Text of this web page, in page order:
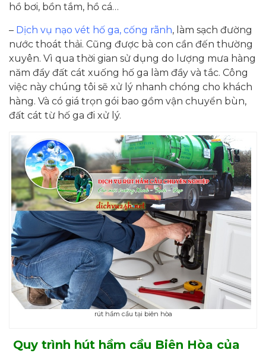
hồ bơi, bồn tắm, hồ cá…
– Dịch vụ nạo vét hố ga, cống rãnh, làm sạch đường
nước thoát thải. Cũng được bà con cần đến thường
xuyên. Vì qua thời gian sử dụng do lượng mưa hàng
năm đẩy đất cát xuống hố ga làm đầy và tắc. Công
việc này chúng tôi sẽ xử lý nhanh chóng cho khách
hàng. Và có giá trọn gói bao gồm vận chuyển bùn,
đất cát từ hố ga đi xử lý.
rút hầm cầu tại biên hòa
Quy trình hút hầm cầu Biên Hòa của